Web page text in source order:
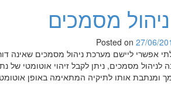
מסמכים
Posted on 27/06/
אפשרי ליישם מערכת ניהול מסמכים
מסמכים, ניתן לקבל זיהוי אוטומטי של
ומנתבת אותו לתיקיה המתאימה באופן